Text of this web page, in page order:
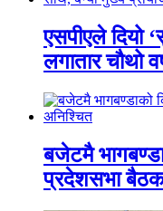
एसपीएले दियो
लगातार चौथो
बजेटमै
प्रदेशसभा